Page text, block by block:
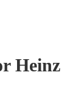
Heinz